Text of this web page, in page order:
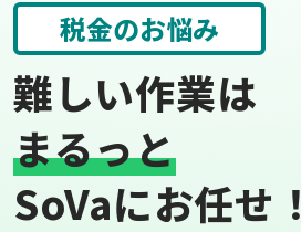
役所手続き
難しい作業は
まるっと
SoVaにお任せ！